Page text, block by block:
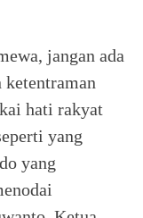
jangan ada
ketentraman
hati rakyat
yang
yang